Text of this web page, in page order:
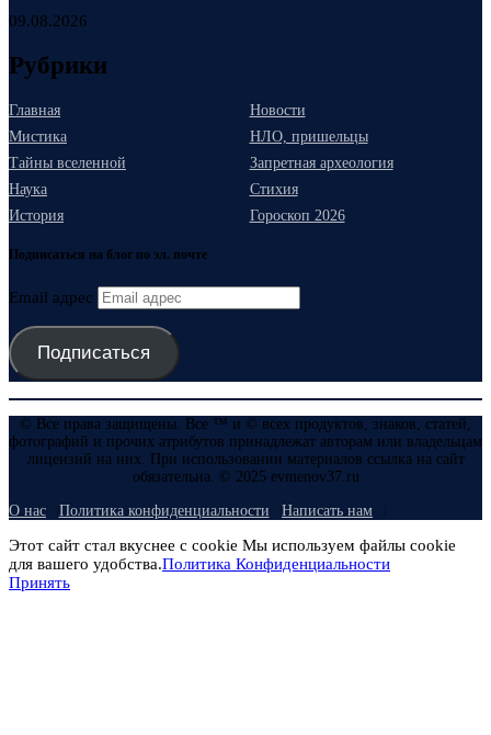
09.08.2026
Рубрики
Главная
Новости
Мистика
НЛО, пришельцы
Тайны вселенной
Запретная археология
Наука
Стихия
История
Гороскоп 2026
Подписаться на блог по эл. почте
Email адрес
Подписаться
© Все права защищены. Все ™ и © всех продуктов, знаков, статей,
фотографий и прочих атрибутов принадлежат авторам или владельцам
лицензий на них. При использовании материалов ссылка на сайт
обязательна. © 2025 evmenov37.ru
О нас Политика конфиденциальности Написать нам
Этот сайт стал вкуснее с cookie Мы используем файлы cookie
для вашего удобства.Политика Конфиденциальности
Принять